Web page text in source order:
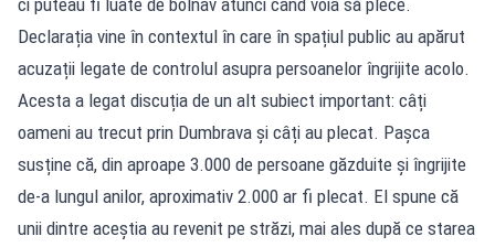
Declarația vine în contextul în care în spațiul public au apărut
acuzații legate de controlul asupra persoanelor îngrijite acolo.
Acesta a legat discuția de un alt subiect important: câți
oameni au trecut prin Dumbrava și câți au plecat. Pașca
susține că, din aproape 3.000 de persoane găzduite și îngrijite
de-a lungul anilor, aproximativ 2.000 ar fi plecat. El spune că
unii dintre aceștia au revenit pe străzi, mai ales după ce starea